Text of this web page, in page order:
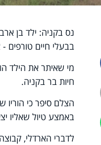
פייסבוק
הדפסה
נס בקניה: ילד בן
בבעלי חיים טורפים -
מי שאיתר את הילד
חיות בר בקניה.
הצלם סיפר כי
באמצע טיול שאליו